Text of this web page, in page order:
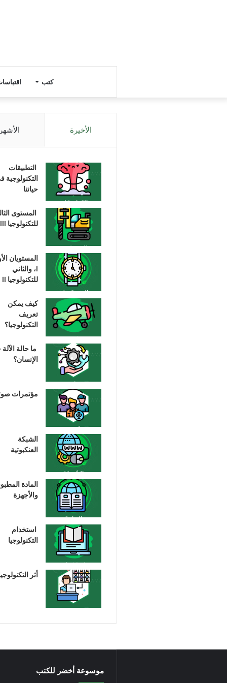
كتب
الأخيرة الأشهر
التطبيقات
التكنولوجية
حياتنا
المستوى
للتكنولوجيا III
المستويان
I، والثاني
للتكنولوجيا II
كيف يمكن
تعريف
التكنولوجيا؟
ما حالة الآلة
الإنسان؟
مؤتمرات
الشبكة
العنكبوتية
المادة
والأجهزة
استخدام
التكنولوجيا
أثر
موسوعة أخضر للكتب